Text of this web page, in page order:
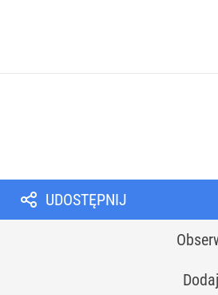
UDOSTĘPNIJ